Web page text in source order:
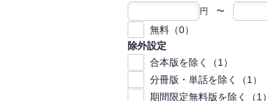
円 〜
無料（0）
除外設定
合本版を除く（1）
分冊版・単話を除く（1）
期間限定無料版を除く（1）